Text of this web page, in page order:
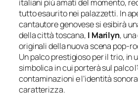
italiani più amati del momento,
tutto esaurito nei palazzetti. In
cantautore genovese si esibirà
della città toscana, I Marilyn,
originali della nuova scena pop-
Un palco prestigioso per il trio, in
simbolica in cui porterà sul palco
contaminazioni e l’identità
caratterizza.